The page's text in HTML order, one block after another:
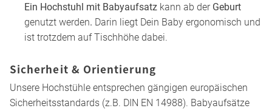
Ein Hochstuhl mit Babyaufsatz kann ab der Geburt
genutzt werden. Darin liegt Dein Baby ergonomisch und
ist trotzdem auf Tischhöhe dabei.
Sicherheit & Orientierung
Unsere Hochstühle entsprechen gängigen europäischen
Sicherheitsstandards (z.B. DIN EN 14988). Babyaufsätze